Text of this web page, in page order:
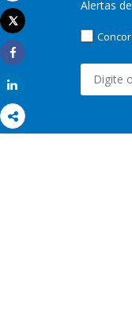
Imprimir
Tweet
Share
Alertas